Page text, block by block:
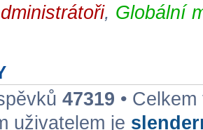
, Globální
47319 •
uživatelem je